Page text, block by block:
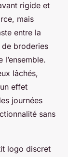
rigide et
mais
entre la
de broderies
l’ensemble.
lâchés,
effet
journées
sans
logo discret